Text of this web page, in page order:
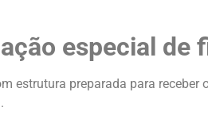
especial de
estrutura preparada para